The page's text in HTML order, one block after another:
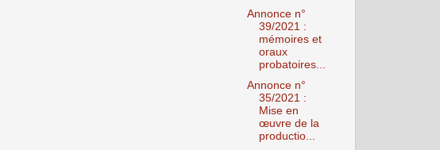
Annonce n°
39/2021 :
mémoires et
oraux
probatoires...
Annonce n°
35/2021 :
Mise en
œuvre de la
productio...